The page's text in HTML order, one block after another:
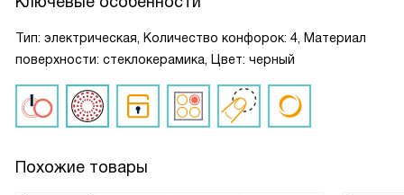
Тип: электрическая, Количество конфорок: 4, Материал
поверхности: стеклокерамика, Цвет: черный
Похожие товары